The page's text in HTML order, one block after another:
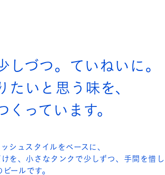
しづつ。ていねいに。
たいと思う味を、
くっています。
シュスタイルをベースに、
を、小さなタンクで少しずつ、手間を惜
ールです。